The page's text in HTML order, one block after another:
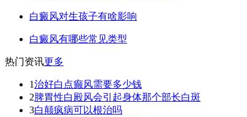
白癜风对生孩子有啥影响
白癜风有哪些常见类型
热门资讯更多
1治好白点癫风需要多少钱
2脾胃性白殿风会引起身体那个部长白斑
3白颠疯病可以根治吗